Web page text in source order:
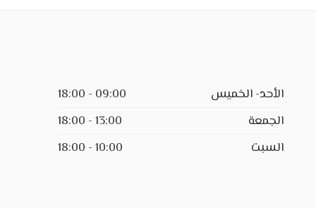
الأحد- الخميس
09:00 - 18:00
الجمعة
13:00 - 18:00
السبت
10:00 - 18:00